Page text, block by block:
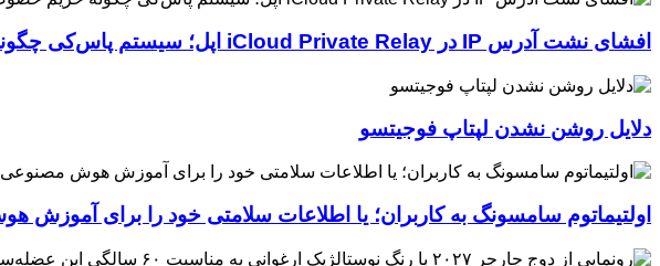
افشای نشت آدرس IP در iCloud Private Relay اپل؛ سیستم پاس‌کی چگونه حریم خصوصی کاربران را لو می‌دهد؟
دلایل روشن نشدن لپتاپ فوجیتسو
اولتیماتوم سامسونگ به کاربران؛ یا اطلاعات سلامتی خود را برای آموزش